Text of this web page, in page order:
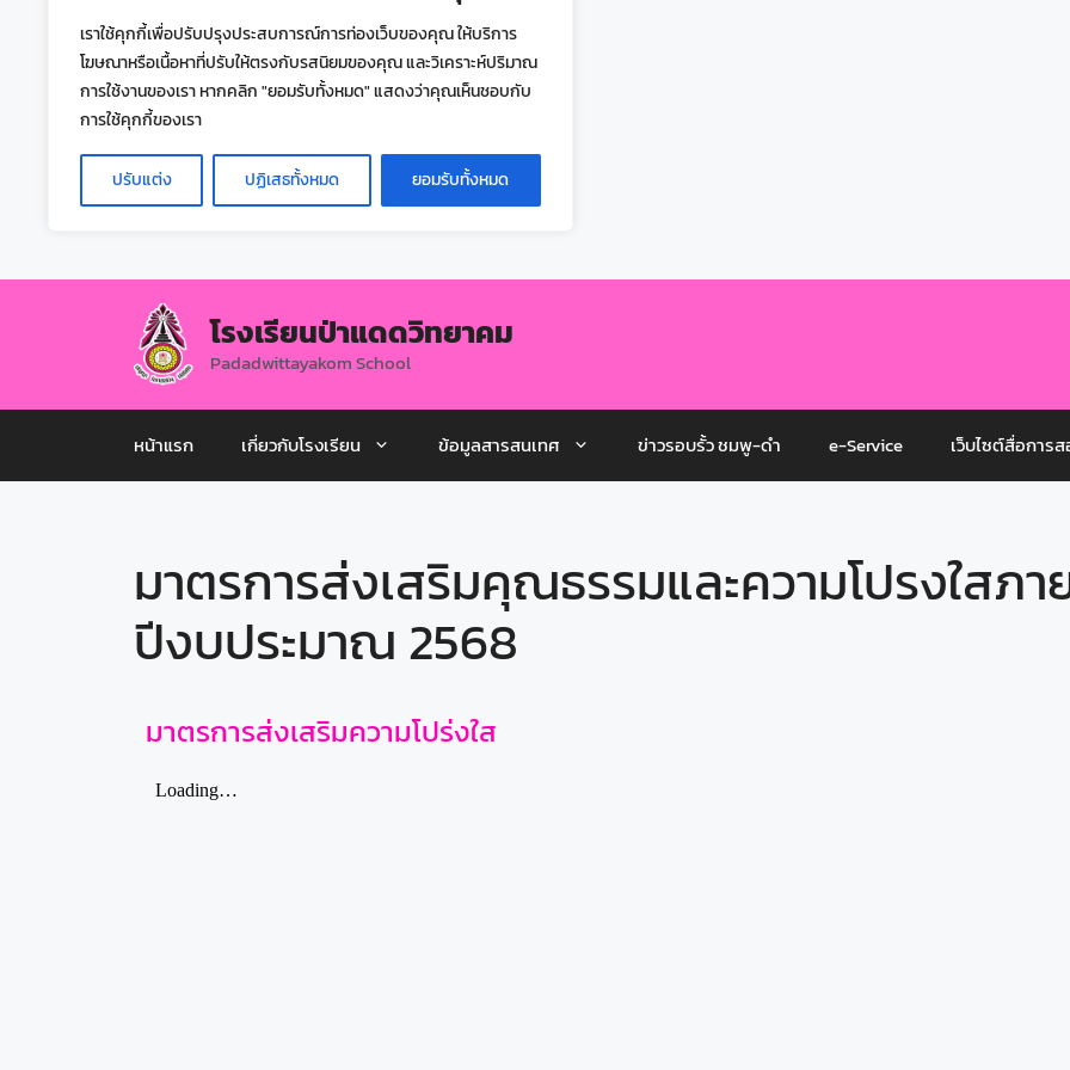
เราใช้คุกกี้เพื่อปรับปรุงประสบการณ์การท่องเว็บของคุณ ให้บริการ
โฆษณาหรือเนื้อหาที่ปรับให้ตรงกับรสนิยมของคุณ และวิเคราะห์ปริมาณ
การใช้งานของเรา หากคลิก "ยอมรับทั้งหมด" แสดงว่าคุณเห็นชอบกับ
การใช้คุกกี้ของเรา
ปรับแต่ง ปฏิเสธทั้งหมด ยอมรับทั้งหมด
โรงเรียนป่าแดดวิทยาคม
Padadwittayakom School
หน้าแรก เกี่ยวกับโรงเรียน ข้อมูลสารสนเทศ ข่าวรอบรั้ว ชมพู-ดำ e-Service เว็บไซต์สื่อการ
มาตรการส่งเสริมคุณธรรมและความโปรงใสภ
ปีงบประมาณ 2568
มาตรการส่งเสริมความโปร่งใส